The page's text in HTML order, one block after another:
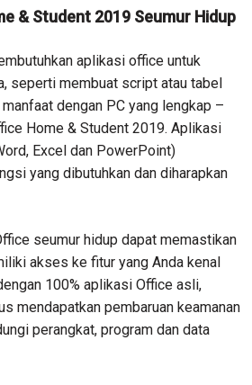
& Student 2019 Seumur Hidup
aplikasi office untuk
seperti membuat script atau tabel
dengan PC yang lengkap –
Home & Student 2019. Aplikasi
Excel dan PowerPoint)
yang dibutuhkan dan diharapkan
seumur hidup dapat memastikan
akses ke fitur yang Anda kenal
100% aplikasi Office asli,
mendapatkan pembaruan keamanan
perangkat, program dan data